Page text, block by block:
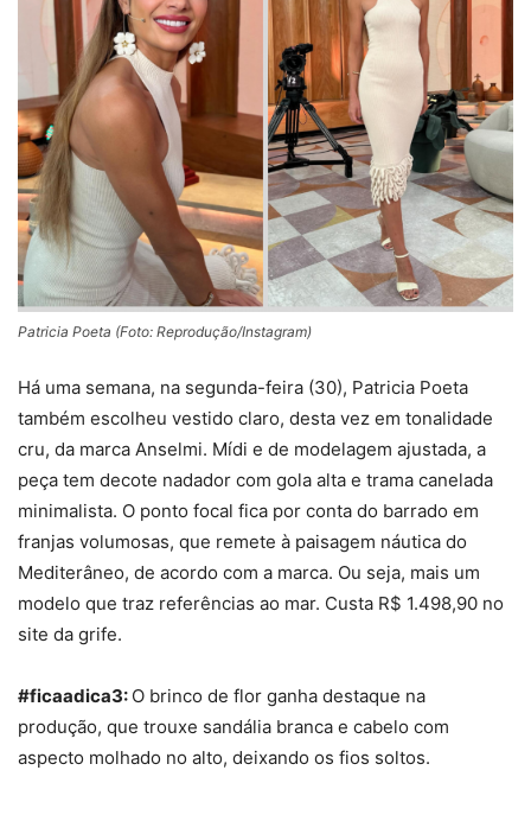
Patricia Poeta (Foto: Reprodução/Instagram)
Há uma semana, na segunda-feira (30), Patricia Poeta
também escolheu vestido claro, desta vez em tonalidade
cru, da marca Anselmi. Mídi e de modelagem ajustada, a
peça tem decote nadador com gola alta e trama canelada
minimalista. O ponto focal fica por conta do barrado em
franjas volumosas, que remete à paisagem náutica do
Mediterâneo, de acordo com a marca. Ou seja, mais um
modelo que traz referências ao mar. Custa R$ 1.498,90 no
site da grife.
#ficaadica3: O brinco de flor ganha destaque na
produção, que trouxe sandália branca e cabelo com
aspecto molhado no alto, deixando os fios soltos.